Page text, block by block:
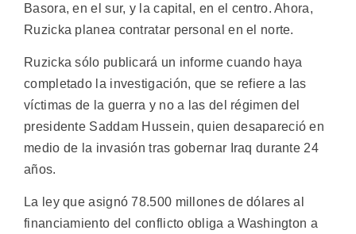
Basora, en el sur, y la capital, en el centro. Ahora,
Ruzicka planea contratar personal en el norte.
Ruzicka sólo publicará un informe cuando haya
completado la investigación, que se refiere a las
víctimas de la guerra y no a las del régimen del
presidente Saddam Hussein, quien desapareció en
medio de la invasión tras gobernar Iraq durante 24
años.
La ley que asignó 78.500 millones de dólares al
financiamiento del conflicto obliga a Washington a